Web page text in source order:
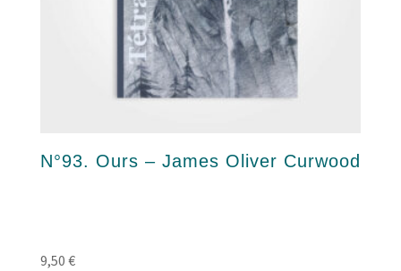
N°93. Ours – James Oliver Curwood
9,50 €